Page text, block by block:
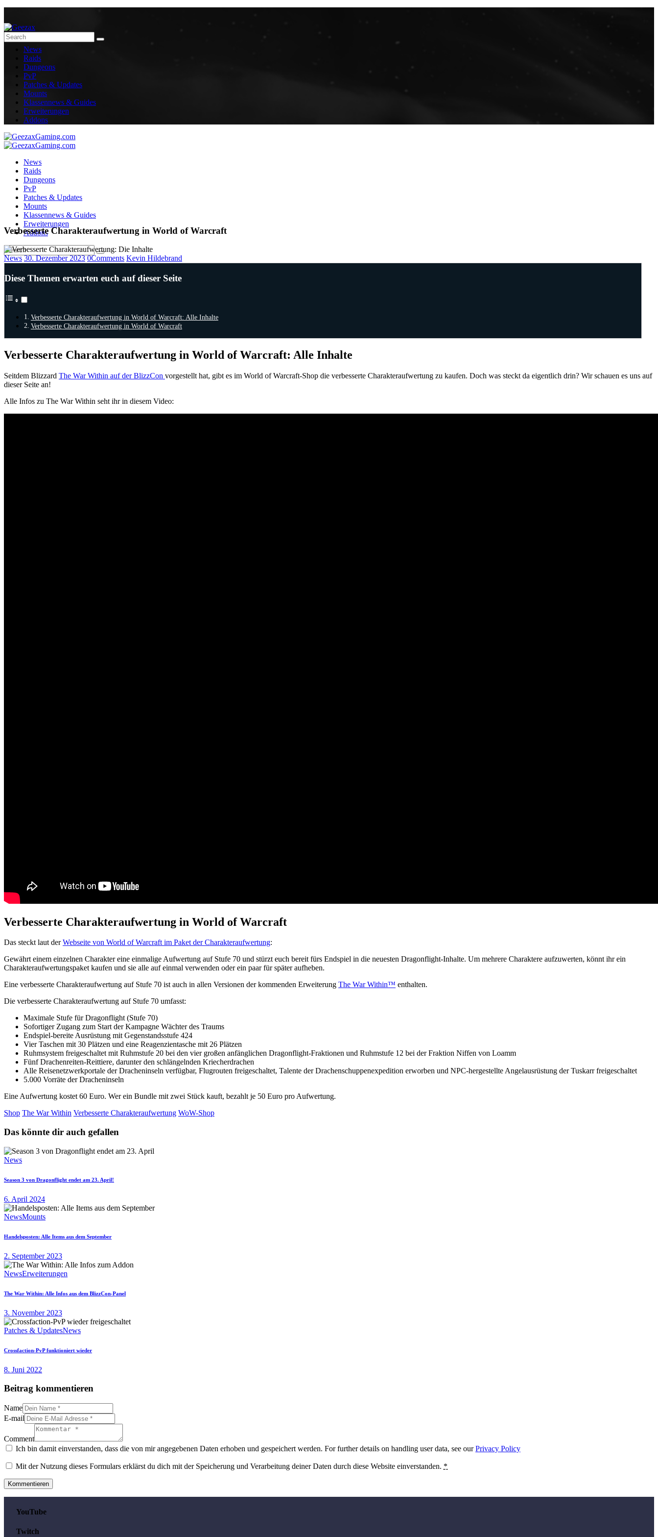
News
Raids
Dungeons
PvP
Patches & Updates
Mounts
Klassennews & Guides
Erweiterungen
Addons
News
Raids
Dungeons
PvP
Patches & Updates
Mounts
Klassennews & Guides
Erweiterungen
Addons
Verbesserte Charakteraufwertung in World of Warcraft
News 30. Dezember 2023 0Comments Kevin Hildebrand
Diese Themen erwarten euch auf dieser Seite
Verbesserte Charakteraufwertung in World of Warcraft: Alle Inhalte
Verbesserte Charakteraufwertung in World of Warcraft
Verbesserte Charakteraufwertung in World of Warcraft: Alle Inhalte
Seitdem Blizzard The War Within auf der BlizzCon vorgestellt hat, gibt es im World of Warcraft-Shop die verbesserte Charakteraufwertung zu kaufen. Doch was steckt da eigentlich drin? Wir schauen es uns auf
dieser Seite an!
Alle Infos zu The War Within seht ihr in diesem Video:
Verbesserte Charakteraufwertung in World of Warcraft
Das steckt laut derWebseite von World of Warcraft im Paket der Charakteraufwertung:
Gewährt einem einzelnen Charakter eine einmalige Aufwertung auf Stufe 70 und stürzt euch bereit fürs Endspiel in die neuesten Dragonflight-Inhalte. Um mehrere Charaktere aufzuwerten, könnt ihr ein
Charakteraufwertungspaket kaufen und sie alle auf einmal verwenden oder ein paar für später aufheben.
Eine verbesserte Charakteraufwertung auf Stufe 70 ist auch in allen Versionen der kommenden Erweiterung The War Within™ enthalten.
Die verbesserte Charakteraufwertung auf Stufe 70 umfasst:
Maximale Stufe für Dragonflight (Stufe 70)
Sofortiger Zugang zum Start der Kampagne Wächter des Traums
Endspiel-bereite Ausrüstung mit Gegenstandsstufe 424
Vier Taschen mit 30 Plätzen und eine Reagenzientasche mit 26 Plätzen
Ruhmsystem freigeschaltet mit Ruhmstufe 20 bei den vier großen anfänglichen Dragonflight-Fraktionen und Ruhmstufe 12 bei der Fraktion Niffen von Loamm
Fünf Drachenreiten-Reittiere, darunter den schlängelnden Kriecherdrachen
Alle Reisenetzwerkportale der Dracheninseln verfügbar, Flugrouten freigeschaltet, Talente der Drachenschuppenexpedition erworben und NPC-hergestellte Angelausrüstung der Tuskarr freigeschaltet
5.000 Vorräte der Dracheninseln
Eine Aufwertung kostet 60 Euro. Wer ein Bundle mit zwei Stück kauft, bezahlt je 50 Euro pro Aufwertung.
Shop The War Within Verbesserte Charakteraufwertung WoW-Shop
Das könnte dir auch gefallen
News
Season 3 von Dragonflight endet am 23. April!
6. April 2024
NewsMounts
Handelsposten: Alle Items aus dem September
2. September 2023
NewsErweiterungen
The War Within: Alle Infos aus dem BlizzCon-Panel
3. November 2023
Patches & UpdatesNews
Crossfaction-PvP funktioniert wieder
8. Juni 2022
Beitrag kommentieren
Name
E-mail
Comment
Ich bin damit einverstanden, dass die von mir angegebenen Daten erhoben und gespeichert werden. For further details on handling user data, see ourPrivacy Policy
Mit der Nutzung dieses Formulars erklärst du dich mit der Speicherung und Verarbeitung deiner Daten durch diese Website einverstanden. *
YouTube
Twitch